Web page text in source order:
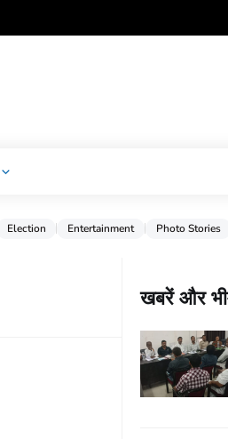
Election Entertainment Photo Stories
खबरें और भी